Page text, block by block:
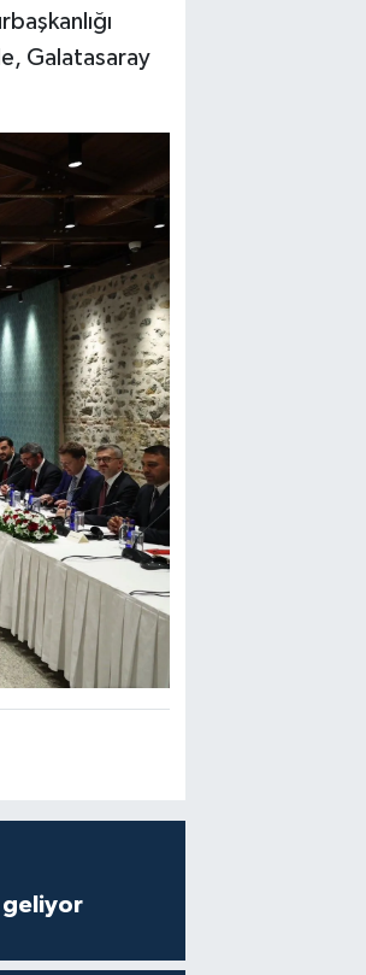
Galatasaray
geliyor